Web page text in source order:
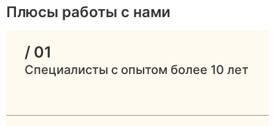
Плюсы работы с нами
/ 01
Специалисты с опытом более 10 лет